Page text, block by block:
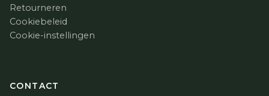
Retourneren
Cookiebeleid
Cookie-instellingen
CONTACT